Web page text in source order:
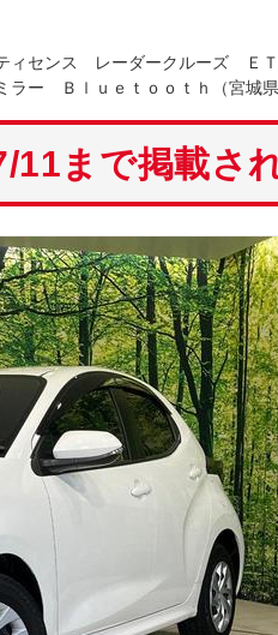
ィセンス レーダークルーズ
ー Ｂｌｕｅｔｏｏｔｈ（宮城県
11まで掲載さ